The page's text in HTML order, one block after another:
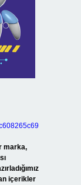
marka,
içerikler